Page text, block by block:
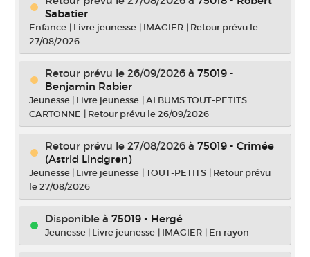
Sabatier
Enfance | Livre jeunesse | IMAGIER | Retour prévu le
27/08/2026
Retour prévu le 26/09/2026 à 75019 -
Benjamin Rabier
Jeunesse | Livre jeunesse |ALBUMS TOUT-PETITS
CARTONNE | Retour prévu le 26/09/2026
Retour prévu le 27/08/2026 à 75019 - Crimée
(Astrid Lindgren)
Jeunesse | Livre jeunesse |TOUT-PETITS | Retour prévu
le 27/08/2026
Disponible à 75019 - Hergé
Jeunesse | Livre jeunesse | IMAGIER | En rayon